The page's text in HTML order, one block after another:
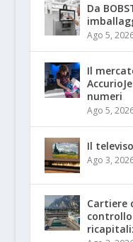
Da
Ago 5,
Il
numeri
Ago 5,
Il
Ago 3,
Cartiere